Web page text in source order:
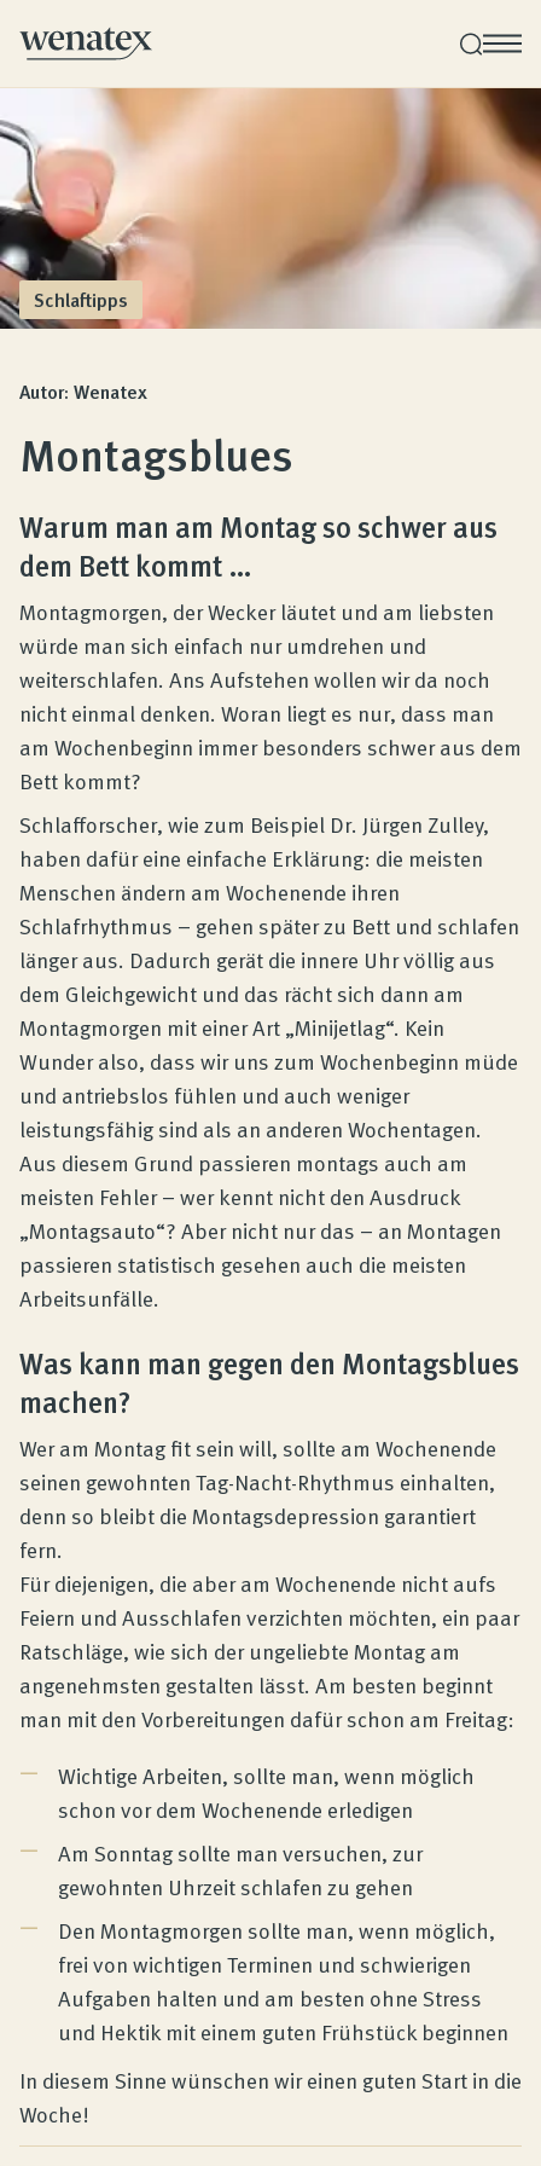
Wenatex Schlafberatung
Produktberatung zu Hause, im Store oder online!
Produkte
Qualität und Garantie
Kundenbewertungen
Produktberatung
Unternehmen
Kontakt
Magazin
Schlaftipps
Autor: Wenatex
Montagsblues
Warum man am Montag so schwer aus
dem Bett kommt …
Montagmorgen, der Wecker läutet und am liebsten
würde man sich einfach nur umdrehen und
weiterschlafen. Ans Aufstehen wollen wir da noch
nicht einmal denken. Woran liegt es nur, dass man
am Wochenbeginn immer besonders schwer aus dem
Bett kommt?
Schlafforscher, wie zum Beispiel Dr. Jürgen Zulley,
haben dafür eine einfache Erklärung: die meisten
Menschen ändern am Wochenende ihren
Schlafrhythmus – gehen später zu Bett und schlafen
länger aus. Dadurch gerät die innere Uhr völlig aus
dem Gleichgewicht und das rächt sich dann am
Montagmorgen mit einer Art „Minijetlag“. Kein
Wunder also, dass wir uns zum Wochenbeginn müde
und antriebslos fühlen und auch weniger
leistungsfähig sind als an anderen Wochentagen.
Aus diesem Grund passieren montags auch am
meisten Fehler – wer kennt nicht den Ausdruck
„Montagsauto“? Aber nicht nur das – an Montagen
passieren statistisch gesehen auch die meisten
Arbeitsunfälle.
Was kann man gegen den Montagsblues
machen?
Wer am Montag fit sein will, sollte am Wochenende
seinen gewohnten Tag-Nacht-Rhythmus einhalten,
denn so bleibt die Montagsdepression garantiert
fern.
Für diejenigen, die aber am Wochenende nicht aufs
Feiern und Ausschlafen verzichten möchten, ein paar
Ratschläge, wie sich der ungeliebte Montag am
angenehmsten gestalten lässt. Am besten beginnt
man mit den Vorbereitungen dafür schon am Freitag:
Wichtige Arbeiten, sollte man, wenn möglich
schon vor dem Wochenende erledigen
Am Sonntag sollte man versuchen, zur
gewohnten Uhrzeit schlafen zu gehen
Den Montagmorgen sollte man, wenn möglich,
frei von wichtigen Terminen und schwierigen
Aufgaben halten und am besten ohne Stress
und Hektik mit einem guten Frühstück beginnen
In diesem Sinne wünschen wir einen guten Start in die
Woche!